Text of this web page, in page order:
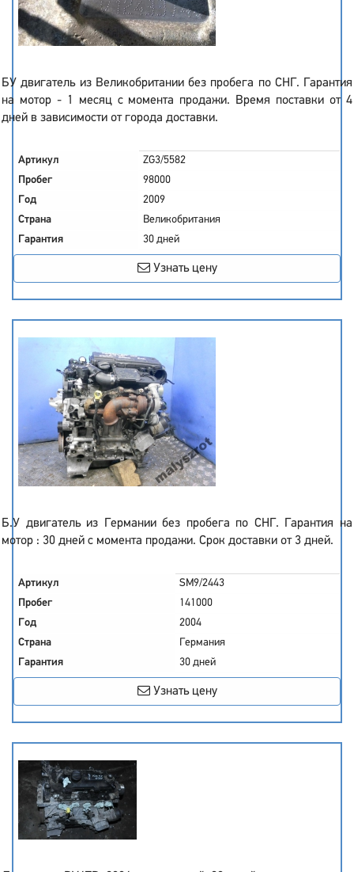
БУ двигатель из Великобритании без пробега по СНГ. Гарантия
на мотор - 1 месяц с момента продажи. Время поставки от 4
дней в зависимости от города доставки.
Артикул
ZG3/5582
Пробег
98000
Год
2009
Страна
Великобритания
Гарантия
30 дней
Узнать цену
Б.У двигатель из Германии без пробега по СНГ. Гарантия на
мотор : 30 дней с момента продажи. Срок доставки от 3 дней.
Артикул
SM9/2443
Пробег
141000
Год
2004
Страна
Германия
Гарантия
30 дней
Узнать цену